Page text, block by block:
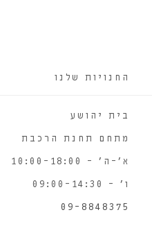
החנויות שלנו
בית יהושע
מתחם תחנת הרכבת
א'-ה' – 10:00-18:00
ו' – 09:00-14:30
09-8848375